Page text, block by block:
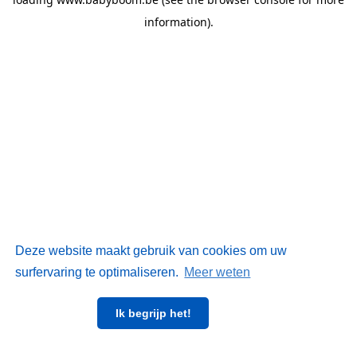
Deze website maakt gebruik van cookies om uw
surfervaring te optimaliseren. Meer weten
Ik begrijp het!
information).